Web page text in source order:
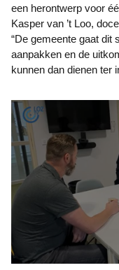
een herontwerp voor
Kasper van ’t Loo,
“De gemeente gaat dit
aanpakken en de
kunnen dan dienen ter